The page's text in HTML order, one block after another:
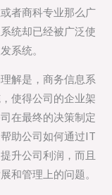
者商科专业那么广
统却已经被广泛使
系统。
解是，商务信息系
使得公司的企业架
在最终的决策制定
助公司如何通过IT
升公司利润，而且
和管理上的问题。